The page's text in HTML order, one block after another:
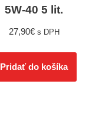
5W-40 5 lit.
27,90€ s DPH
Pridať do košíka